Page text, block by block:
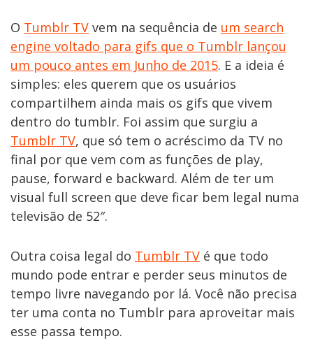
O Tumblr TV vem na sequência de um search
engine voltado para gifs que o Tumblr lançou
um pouco antes em Junho de 2015. E a ideia é
simples: eles querem que os usuários
compartilhem ainda mais os gifs que vivem
dentro do tumblr. Foi assim que surgiu a
Tumblr TV, que só tem o acréscimo da TV no
final por que vem com as funções de play,
pause, forward e backward. Além de ter um
visual full screen que deve ficar bem legal numa
televisão de 52″.
Outra coisa legal do Tumblr TV é que todo
mundo pode entrar e perder seus minutos de
tempo livre navegando por lá. Você não precisa
ter uma conta no Tumblr para aproveitar mais
esse passa tempo.